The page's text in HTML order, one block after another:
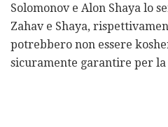
Solomonov e Alon Shaya lo
Zahav e Shaya,
potrebbero non essere
sicuramente garantire per